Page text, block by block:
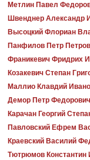
Метлин Павел
Швенднер Александр
Высоцкий Флориан
Панфилов Петр
Франикевич Фридрих
Козакевич Степан
Маллио Клавдий
Демор Петр Федорович
Карачан Георгий
Павловский Ефрем
Краевский Василий
Тютрюмов Константин